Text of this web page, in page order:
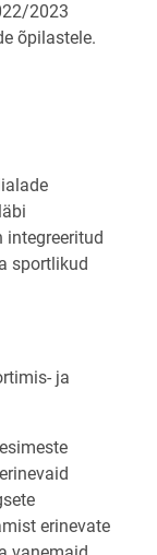
2023
õpilastele.
integreeritud
sportlikud
ja
erinevate